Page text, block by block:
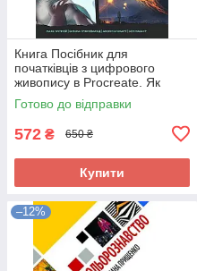
Книга Посібник для
початківців з цифрового
живопису в Procreate. Як
малювати зображення на
iPad 307840
Готово до відправки
572 ₴ 650 ₴
Купити
–12%